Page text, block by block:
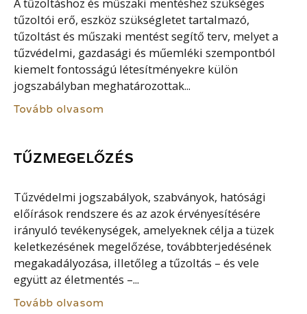
A tűzoltáshoz és műszaki mentéshez szükséges
tűzoltói erő, eszköz szükségletet tartalmazó,
tűzoltást és műszaki mentést segítő terv, melyet a
tűzvédelmi, gazdasági és műemléki szempontból
kiemelt fontosságú létesítményekre külön
jogszabályban meghatározottak...
Tovább olvasom
TŰZMEGELŐZÉS
Tűzvédelmi jogszabályok, szabványok, hatósági
előírások rendszere és az azok érvényesítésére
irányuló tevékenységek, amelyeknek célja a tüzek
keletkezésének megelőzése, továbbterjedésének
megakadályozása, illetőleg a tűzoltás – és vele
együtt az életmentés –...
Tovább olvasom